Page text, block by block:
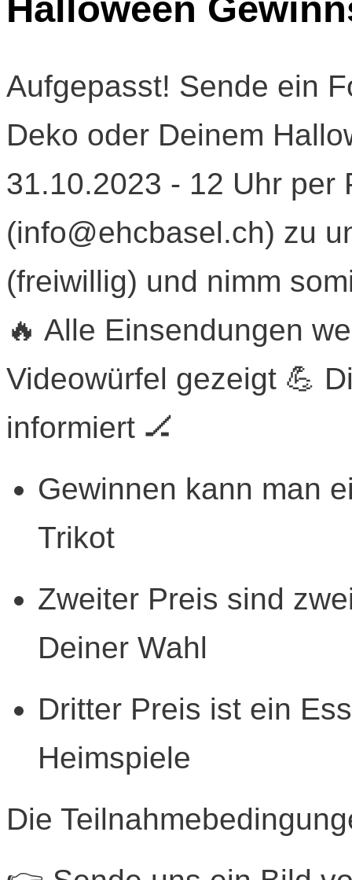
Aufgepasst! Sende ein
Deko oder Deinem
31.10.2023 - 12 Uhr per
(info@ehcbasel.ch) zu
(freiwillig) und nimm
🔥 Alle Einsendungen
Videowürfel gezeigt 💪
informiert 🏒
Gewinnen kann man
Trikot
Zweiter Preis sind
Deiner Wahl
Dritter Preis ist ein
Heimspiele
Die